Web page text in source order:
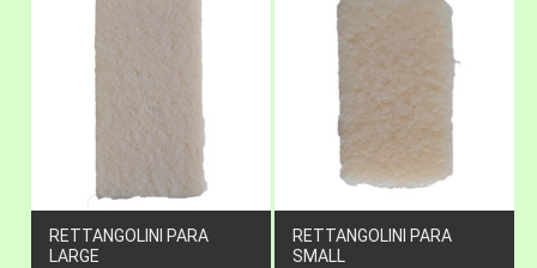
RETTANGOLINI PARA
LARGE
RETTANGOLINI PARA
SMALL